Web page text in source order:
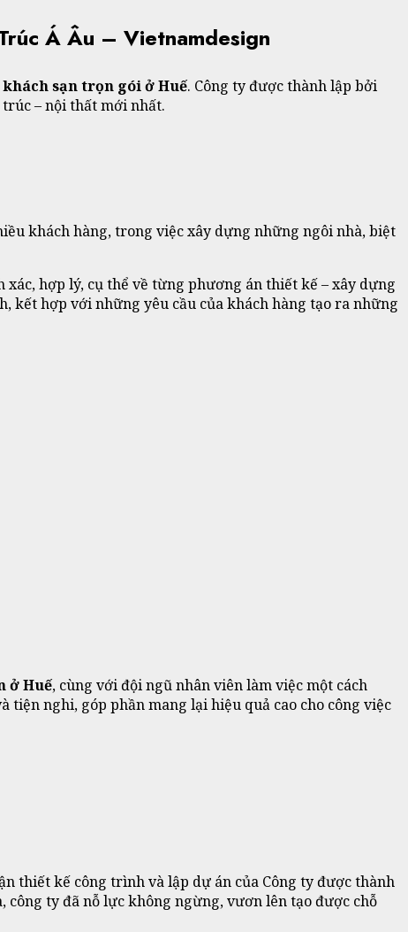
Á Âu – Vietnamdesign
sạn trọn gói ở Huế. Công ty được thành lập bởi
– nội thất mới nhất.
khách hàng, trong việc xây dựng những ngôi nhà, biệt
xác, hợp lý, cụ thể về từng phương án thiết kế – xây dựng
kết hợp với những yêu cầu của khách hàng tạo ra những
ở Huế, cùng với đội ngũ nhân viên làm việc một cách
tiện nghi, góp phần mang lại hiệu quả cao cho công việc
thiết kế công trình và lập dự án của Công ty được thành
ty đã nỗ lực không ngừng, vươn lên tạo được chỗ